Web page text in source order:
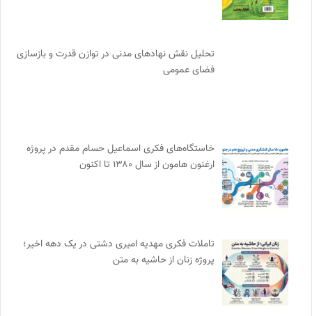
تحلیل نقش نهادهای مدنی در توازن قدرت و بازسازی
فضای عمومی
خاستگاه‌های فکری اسماعیل حسام مقدم در پروژه
ارغنون هامون از سال ۱۳۸۰ تا اکنون
تاملات فکری مهدیه امیری دشتی در یک دهه اخیر؛
پروژه زنان از حاشیه به متن